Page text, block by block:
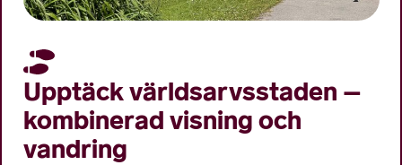
Upptäck världsarvsstaden –
kombinerad visning och
vandring